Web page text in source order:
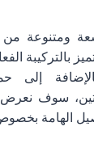
ومتنوعة
بالتركيبة
بالإضافة
سوف
الهامة